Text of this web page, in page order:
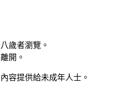
歲者瀏覽。
開。
容提供給未成年人士。